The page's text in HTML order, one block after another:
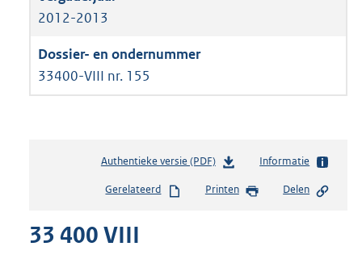
2012-2013
33400-VIII nr. 155
Authentieke versie (PDF)b
s
Informatie
Gerelateerd Printen Delen
33 400 VIII